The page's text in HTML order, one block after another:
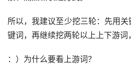
所以，我建议至少挖三轮：先用
键词，再继续挖两轮以上上下游词
：）为什么要看上游词？